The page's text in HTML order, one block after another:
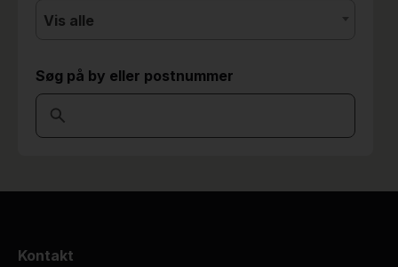
Vis alle
Søg på by eller postnummer
Kontakt